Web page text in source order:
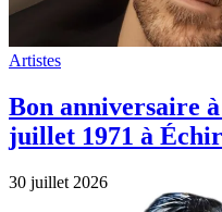
Artistes
Bon anniversaire
juillet 1971 à
30 juillet 2026